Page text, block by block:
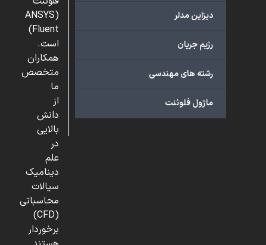
دیزاین مدلر
رژیم جریان
رشته های مهندسی
ماژول فلوئنت
(ANSYS
Fluent)
است.
همکاران
متخصص
ما
از
دانش
بالایی
در
علم
دینامیک
سیالات
محاسباتی
(CFD)
برخوردار